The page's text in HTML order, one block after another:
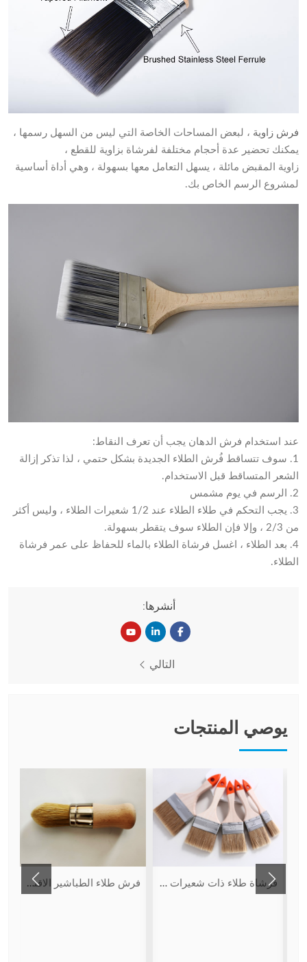
فرش زاوية ، لبعض المساحات الخاصة التي ليس من السهل رسمها ،
يمكنك تحضير عدة أحجام مختلفة لفرشاة بزاوية للقطع ،
زاوية المقبض مائلة ، يسهل التعامل معها بسهولة ، وهي أداة أساسية
لمشروع الرسم الخاص بك.
عند استخدام فرش الدهان يجب أن تعرف النقاط:
1. سوف تتساقط فُرش الطلاء الجديدة بشكل حتمي ، لذا تذكر إزالة
الشعر المتساقط قبل الاستخدام.
2. الرسم في يوم مشمس
3. يجب التحكم في طلاء الطلاء عند 1/2 شعيرات الطلاء ، وليس أكثر
من 2/3 ، وإلا فإن الطلاء سوف يتقطر بسهولة.
4. بعد الطلاء ، اغسل فرشاة الطلاء بالماء للحفاظ على عمر فرشاة
الطلاء.
أنشرها:
التالي
يوصي المنتجات
فرشاة طلاء ذات شعيرات متعددة الوظائف فرش طلاء الطباشير الاقتصادية